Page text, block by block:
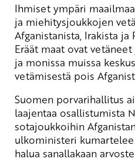
Ihmiset ympäri
ja miehitysjoukkojen
Afganistanista, Irakista ja
Eräät maat ovat
ja monissa muissa
vetämisestä pois
Suomen porvarihallitus
laajentaa osallistumista
sotajoukkoihin
ulkoministeri
halua sanallakaan